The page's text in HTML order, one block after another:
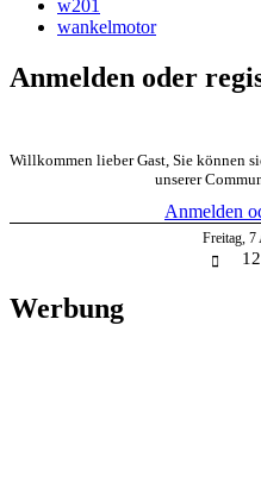
w201
wankelmotor
Anmelden oder
Willkommen lieber Gast, Sie können
unserer
Anmelden
Freitag, 7
Werbung